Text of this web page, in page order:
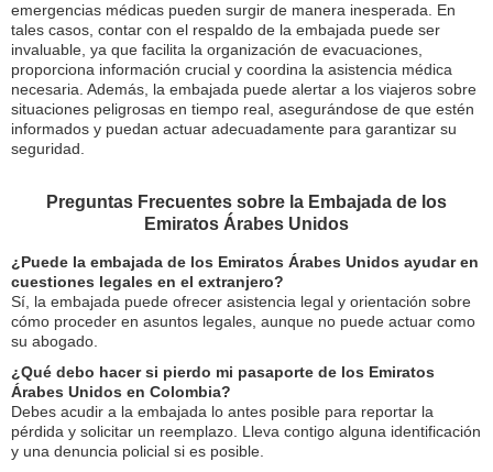
emergencias médicas pueden surgir de manera inesperada. En
tales casos, contar con el respaldo de la embajada puede ser
invaluable, ya que facilita la organización de evacuaciones,
proporciona información crucial y coordina la asistencia médica
necesaria. Además, la embajada puede alertar a los viajeros sobre
situaciones peligrosas en tiempo real, asegurándose de que estén
informados y puedan actuar adecuadamente para garantizar su
seguridad.
Preguntas Frecuentes sobre la Embajada de los
Emiratos Árabes Unidos
¿Puede la embajada de los Emiratos Árabes Unidos ayudar en
cuestiones legales en el extranjero?
Sí, la embajada puede ofrecer asistencia legal y orientación sobre
cómo proceder en asuntos legales, aunque no puede actuar como
su abogado.
¿Qué debo hacer si pierdo mi pasaporte de los Emiratos
Árabes Unidos en Colombia?
Debes acudir a la embajada lo antes posible para reportar la
pérdida y solicitar un reemplazo. Lleva contigo alguna identificación
y una denuncia policial si es posible.